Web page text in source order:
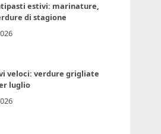
estivi: marinature,
di stagione
veloci: verdure grigliate
luglio